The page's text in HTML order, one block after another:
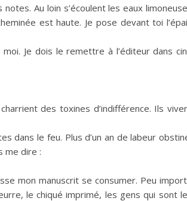
Au loin s’écoulent les eaux
est haute. Je pose devant toi
Je dois le remettre à l’éditeur dans
des toxines d’indifférence. Ils
dans le feu. Plus d’un an de labeur
me dire :
mon manuscrit se consumer. Peu
le chiqué imprimé, les gens qui sont